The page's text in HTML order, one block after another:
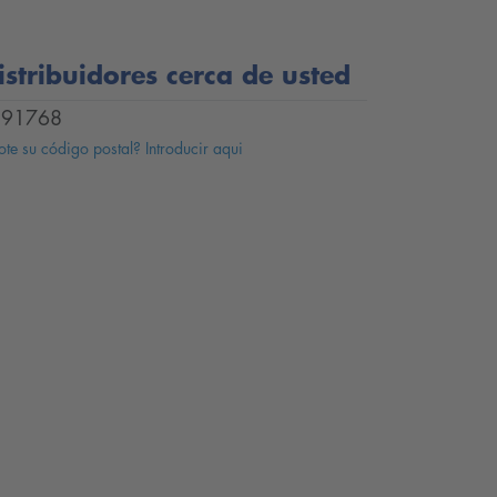
cerca de usted
su código postal? Introducir aqui